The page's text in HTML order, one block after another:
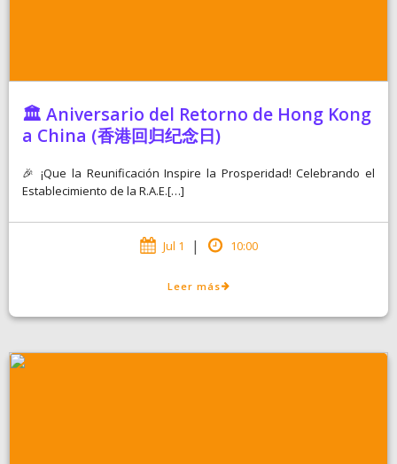
🏛️ Aniversario del Retorno de Hong Kong
a China (香港回归纪念日)
🎉 ¡Que la Reunificación Inspire la Prosperidad! Celebrando el
Establecimiento de la R.A.E.[…]
Jul 1 | 10:00
Leer más